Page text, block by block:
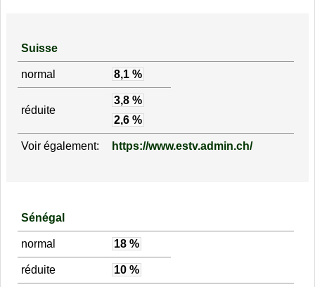
Suisse
normal 8,1 %
réduite
3,8 %
2,6 %
Voir également: https://www.estv.admin.ch/
Sénégal
normal 18 %
réduite 10 %